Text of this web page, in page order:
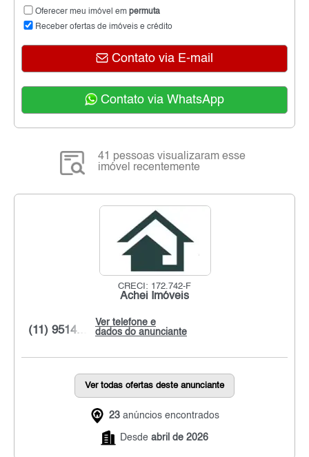
Oferecer meu imóvel em permuta
Receber ofertas de imóveis e crédito
Contato via E-mail
Contato via WhatsApp
41 pessoas visualizaram esse
imóvel recentemente
CRECI: 172.742-F
Achei Imóveis
Ver telefone e
dados do anunciante
(11) 9514...
Ver todas ofertas deste anunciante
23 anúncios encontrados
Desde abril de 2026